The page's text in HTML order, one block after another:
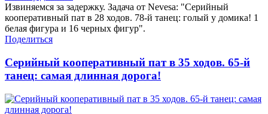
Извиняемся за задержку. Задача от Nevesa: "Серийный
кооперативный пат в 28 ходов. 78-й танец: голый у домика! 1
белая фигура и 16 черных фигур".
Поделиться
Серийный кооперативный пат в 35 ходов. 65-й
танец: самая длинная дорога!